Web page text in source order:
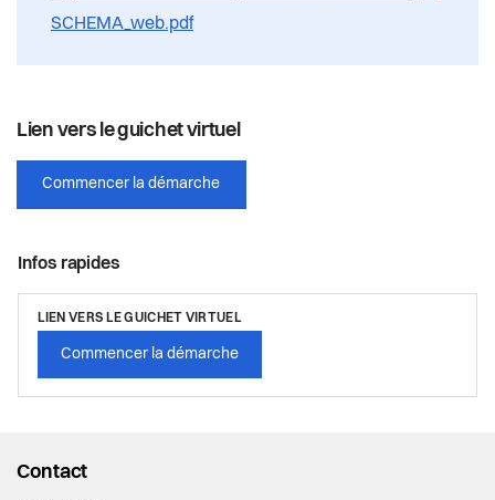
SCHEMA_web.pdf
Lien vers le guichet virtuel
Commencer la démarche
Infos rapides
LIEN VERS LE GUICHET VIRTUEL
Commencer la démarche
Contact